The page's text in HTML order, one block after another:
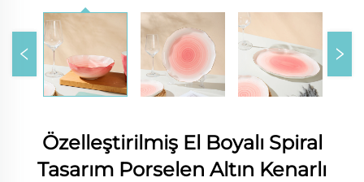
Özelleştirilmiş El Boyalı Spiral
Tasarım Porselen Altın Kenarlı